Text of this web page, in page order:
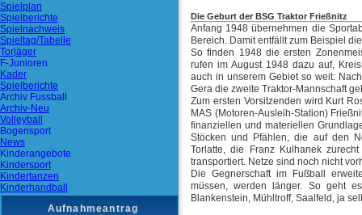
Spielplan
Spielberichte
Spielnachweis
Spieltag/Tabelle
Torjäger
F-Junioren
Kader
Spielberichte
Archiv Fussball
Archiv-Neu
Volleyball
Bogensport
News
Kinderangebote
Kindersport
Kindertanzen
Kinderhandball
Aufnahmeantrag
Die Geburt der BSG Traktor Frießnitz
Anfang 1948 übernehmen die
Bereich. Damit entfällt zum Beispiel
So finden 1948 die ersten
rufen im August 1948 dazu auf,
auch in unserem Gebiet so weit:
Gera die zweite Traktor-Mannschaft
Zum ersten Vorsitzenden wird Kurt
MAS (Motoren-Ausleih-Station)
finanziellen und materiellen
Stöcken und Pfählen, die auf den
Torlatte, die Franz Kulhanek
transportiert. Netze sind noch nicht
Die Gegnerschaft im Fußball
müssen, werden länger. So geht
Blankenstein, Mühltroff, Saalfeld, ja